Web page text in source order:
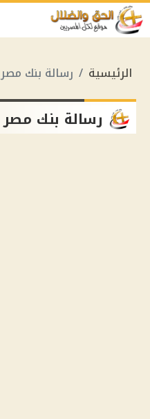
الرئيسية رسالة بنك مصر
رسالة بنك مصر